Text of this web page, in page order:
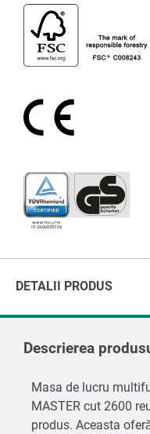
DETALII PRODUS
Descrierea
Masa de lucru
MASTER cut 2600
produs. Aceasta